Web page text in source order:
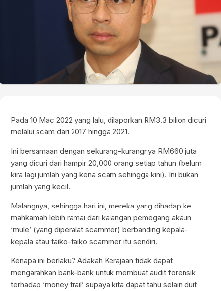
Pada 10 Mac 2022 yang lalu, dilaporkan RM3.3 bilion dicuri
melalui scam dari 2017 hingga 2021.
Ini bersamaan dengan sekurang-kurangnya RM660 juta
yang dicuri dari hampir 20,000 orang setiap tahun (belum
kira lagi jumlah yang kena scam sehingga kini). Ini bukan
jumlah yang kecil.
Malangnya, sehingga hari ini, mereka yang dihadap ke
mahkamah lebih ramai dari kalangan pemegang akaun
‘mule’ (yang diperalat scammer) berbanding kepala-
kepala atau taiko-taiko scammer itu sendiri.
Kenapa ini berlaku? Adakah Kerajaan tidak dapat
mengarahkan bank-bank untuk membuat audit forensik
terhadap ‘money trail’ supaya kita dapat tahu selain duit